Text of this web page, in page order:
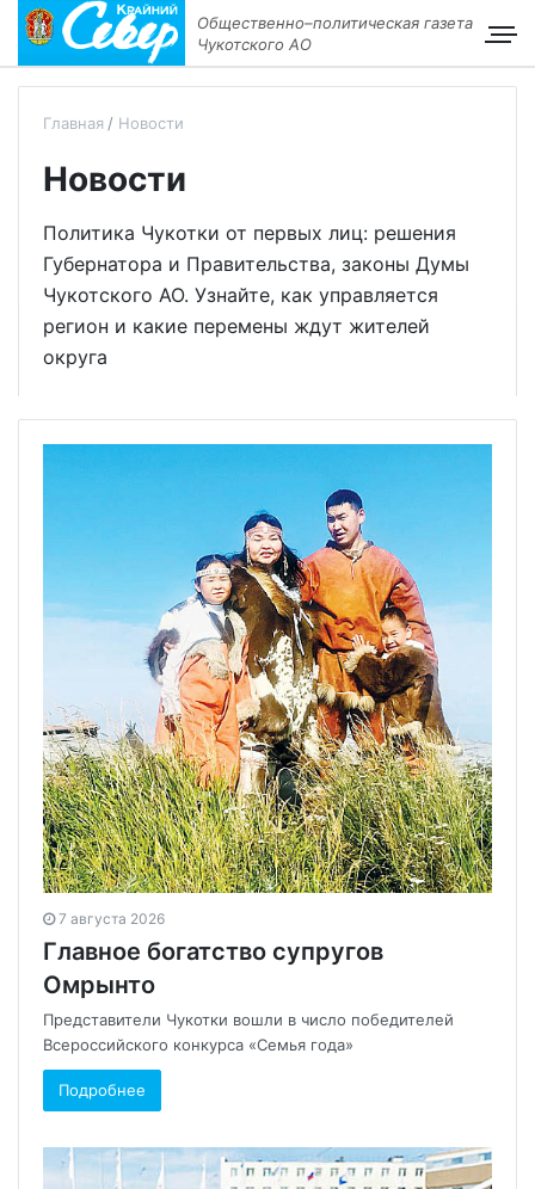
Общественно–политическая газета
Чукотского АО
Главная Новости
Новости
Политика Чукотки от первых лиц: решения
Губернатора и Правительства, законы Думы
Чукотского АО. Узнайте, как управляется
регион и какие перемены ждут жителей
округа
7 августа 2026
Главное богатство супругов
Омрынто
Представители Чукотки вошли в число победителей
Всероссийского конкурса «Семья года»
Подробнее